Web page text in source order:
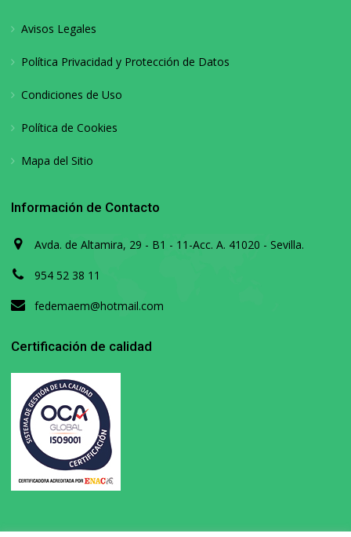
Avisos Legales
Política Privacidad y Protección de Datos
Condiciones de Uso
Política de Cookies
Mapa del Sitio
Información de Contacto
Avda. de Altamira, 29 - B1 - 11-Acc. A. 41020 - Sevilla.
954 52 38 11
fedemaem@hotmail.com
Certificación de calidad